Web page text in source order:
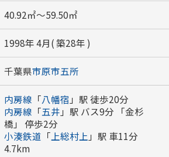
40.92㎡～59.50㎡
1998年 4月( 築28年 )
千葉県市原市五所
内房線 「八幡宿 」駅 徒歩20分
内房線 「五井 」駅 バス9分 「金杉
橋」 停歩2分
小湊鉄道 「 上総村上 」駅 車11分
4.7km